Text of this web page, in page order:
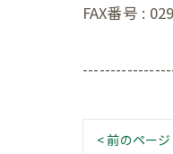
FAX番号 :
< 前のページ